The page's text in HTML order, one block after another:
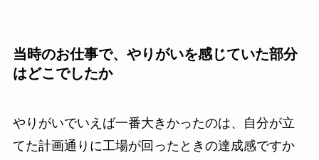
当時のお仕事で、やりがいを感じていた部分
はどこでしたか
やりがいでいえば一番大きかったのは、自分が立
てた計画通りに工場が回ったときの達成感ですか